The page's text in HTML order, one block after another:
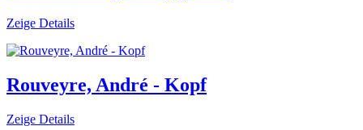
Zeige Details
Rouveyre, André - Kopf
Zeige Details